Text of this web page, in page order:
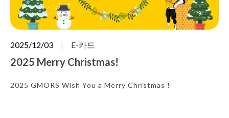
2025/12/03 E-카드
2025 Merry Christmas!
2025 GMORS Wish You a Merry Christmas !